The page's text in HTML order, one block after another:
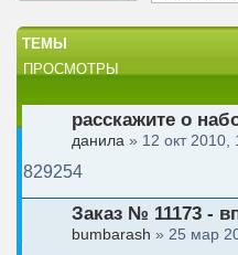
ТЕМЫ
ПРОСМОТРЫ
расскажите о
данила » 12 окт 2010,
829254
Заказ № 11173 -
bumbarash » 25 мар